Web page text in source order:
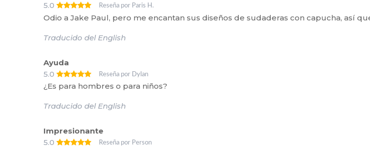
5.0
Reseña por Paris H.
Odio a Jake Paul, pero me encantan sus diseños de sudaderas con capucha, así
Traducido del English
Ayuda
5.0
Reseña por Dylan
¿Es para hombres o para niños?
Traducido del English
Impresionante
5.0
Reseña por Person